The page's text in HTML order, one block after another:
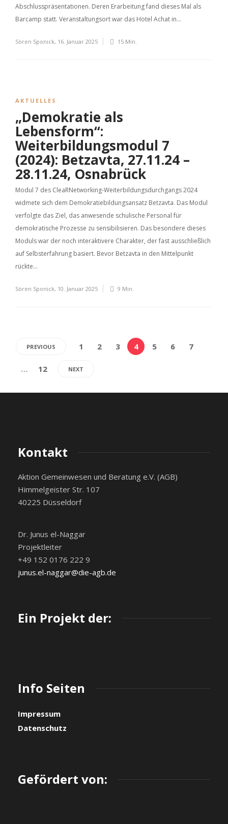
Abschlusspräsentationen. Deren Erarbeitung fand dieses Mal als
Barcamp statt. Veranstaltungsort war das Hotel Achat in...
Sören Sponick, 16. Januar 2025 15 Min.
AKTUELLES
„Demokratie als
Lebensform“:
Weiterbildungsmodul 7
(2024): Betzavta, 27.11.24 –
28.11.24, Osnabrück
Modul 7 des CleaRNetworking-Weiterbildungsdurchgangs 2024
widmete sich dem Demokratiebildungsansatz Betzavta. Das Modul
verfolgte das Ziel, das anwesende schulische Personal für
demokratische Prozesse zu sensibilisieren. Das besondere dieses
Moduls war der noch interaktivere Charakter, der fast ausschließlich
auf Selbsterfahrung basiert. Bevor Betzavta in den Mittelpunkt
rückte...
Sören Sponick, 10. Januar 2025 9 Min.
PREVIOUS 1 2 3 4 5 6 7
… 12 NEXT
Kontakt
Aktion Gemeinwesen und Beratung e.V. (AGB)
Himmelgeister Str. 107
40225 Düsseldorf
Dr. Junus el-Naggar
Projektleiter
+49 152 0176 222 9
junus.el-naggar@die-agb.de
Ein Projekt der:
Info Seiten
Impressum
Datenschutz
Gefördert von: